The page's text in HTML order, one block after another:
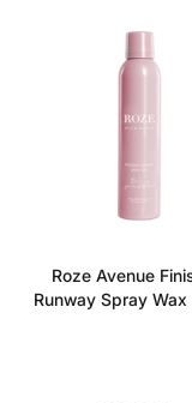
Roze Avenue
Runway Spray